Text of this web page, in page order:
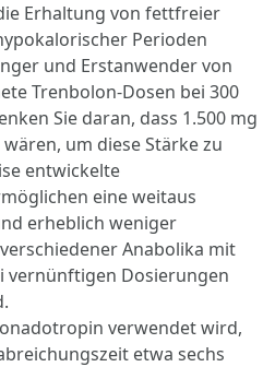
Erhaltung von fettfreier
Perioden
und Erstanwender von
Trenbolon-Dosen bei 300
Sie daran, dass 1.500 mg
um diese Stärke zu
entwickelte
eine weitaus
erheblich weniger
Anabolika mit
vernünftigen Dosierungen
verwendet wird,
etwa sechs